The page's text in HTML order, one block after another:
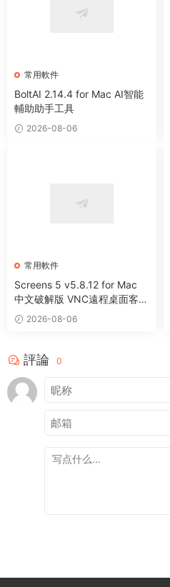
常用軟件
BoltAI 2.14.4 for Mac AI智能
輔助助手工具
2026-08-06
常用軟件
Screens 5 v5.8.12 for Mac
中文破解版 VNC遠程桌面客戶
端應用程序
2026-08-06
評論 0